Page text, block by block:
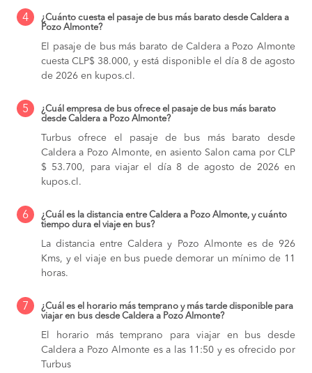
4
¿Cuánto cuesta el pasaje de bus más barato desde Caldera a
Pozo Almonte?
El pasaje de bus más barato de Caldera a Pozo Almonte
cuesta CLP$ 38.000, y está disponible el día 8 de agosto
de 2026 en kupos.cl.
5
¿Cuál empresa de bus ofrece el pasaje de bus más barato
desde Caldera a Pozo Almonte?
Turbus ofrece el pasaje de bus más barato desde
Caldera a Pozo Almonte, en asiento Salon cama por CLP
$ 53.700, para viajar el día 8 de agosto de 2026 en
kupos.cl.
6
¿Cuál es la distancia entre Caldera a Pozo Almonte, y cuánto
tiempo dura el viaje en bus?
La distancia entre Caldera y Pozo Almonte es de 926
Kms, y el viaje en bus puede demorar un mínimo de 11
horas.
7
¿Cuál es el horario más temprano y más tarde disponible para
viajar en bus desde Caldera a Pozo Almonte?
El horario más temprano para viajar en bus desde
Caldera a Pozo Almonte es a las 11:50 y es ofrecido por
Turbus